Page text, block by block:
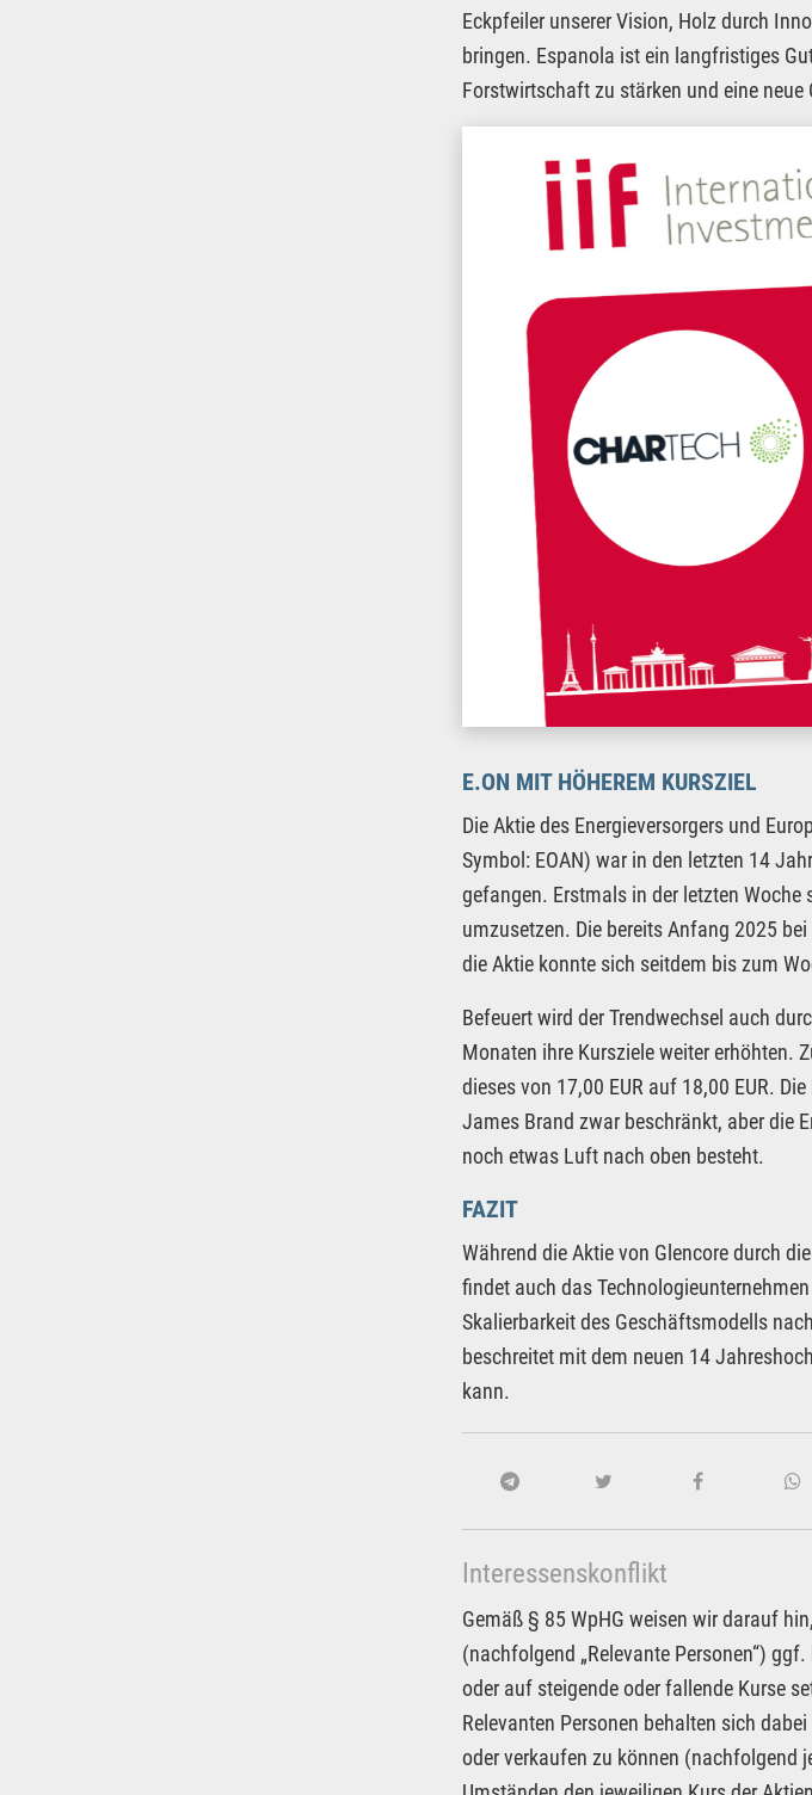
Eckpfeiler unserer Vision, Holz durch
bringen. Espanola ist ein langfristiges
Forstwirtschaft zu stärken und eine
E.ON MIT HÖHEREM KURSZIEL
Die Aktie des Energieversorgers und
Symbol: EOAN) war in den letzten 14
gefangen. Erstmals in der letzten Woche
umzusetzen. Die bereits Anfang 2025
die Aktie konnte sich seitdem bis zum
Befeuert wird der Trendwechsel auch
Monaten ihre Kursziele weiter erhöhten.
dieses von 17,00 EUR auf 18,00 EUR.
James Brand zwar beschränkt, aber die
noch etwas Luft nach oben besteht.
FAZIT
Während die Aktie von Glencore durch
findet auch das
Skalierbarkeit des Geschäftsmodells
beschreitet mit dem neuen 14
kann.
Interessenskonflikt
Gemäß § 85 WpHG weisen wir darauf
(nachfolgend „Relevante Personen“)
oder auf steigende oder fallende Kurse
Relevanten Personen behalten sich
oder verkaufen zu können (nachfolgend